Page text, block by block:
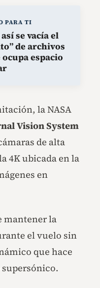
PARA TI
se vacía el
de archivos
espacio
la NASA
Vision System
de alta
4K ubicada en la
en
mantener la
el vuelo sin
que hace